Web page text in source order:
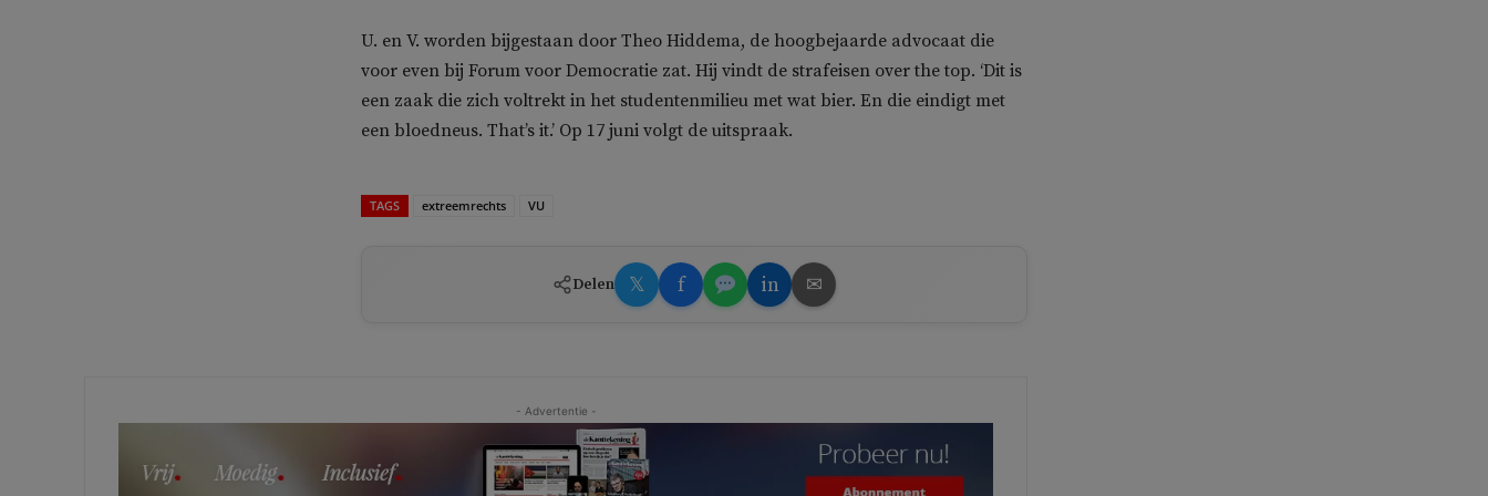
U. en V. worden bijgestaan door Theo Hiddema, de hoogbejaarde advocaat die
voor even bij Forum voor Democratie zat. Hij vindt de strafeisen over the top. ‘Dit is
een zaak die zich voltrekt in het studentenmilieu met wat bier. En die eindigt met
een bloedneus. That’s it.’ Op 17 juni volgt de uitspraak.
TAGS extreemrechts VU
Delen 𝕏 f in ✉
- Advertentie -